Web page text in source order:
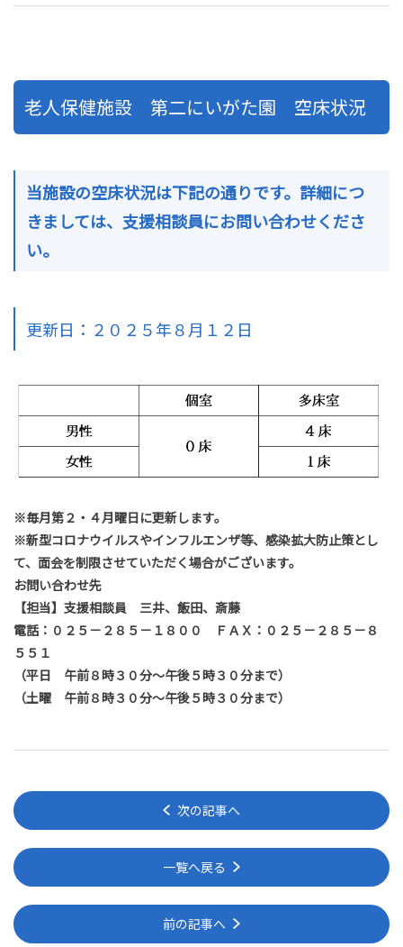
老人保健施設 第二にいがた園 空床状況
当施設の空床状況は下記の通りです。詳細につ
きましては、支援相談員にお問い合わせくださ
い。
更新日：２０２５年８月１２日
※毎月第２・４月曜日に更新します。
※新型コロナウイルスやインフルエンザ等、感染拡大防止策とし
て、面会を制限させていただく場合がございます。
お問い合わせ先
【担当】支援相談員 三井、飯田、斎藤
電話：０２５－２８５－１８００ ＦＡＸ：０２５－２８５－８
５５１
（平日 午前８時３０分～午後５時３０分まで）
（土曜 午前８時３０分～午後５時３０分まで）
次の記事へ
一覧へ戻る
前の記事へ